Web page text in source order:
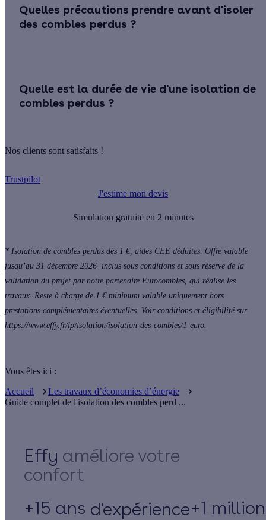
Quelles précautions prendre avant d'isoler
des combles perdus ?
Quelle est la durée de vie d'une isolation de
combles perdus ?
Nos clients sont satisfaits !
Trustpilot
J'estime mon devis
Simulation gratuite en 2 minutes
* Isolation de combles perdus dès 1 €, aides CEE déduites. Offre valable
jusqu’au 31 décembre 2026 inclus sous conditions et sous réserve de la
validation du projet par notre partenaire Eurocombles, qui réalise les
travaux. Reste à charge de 1 € minimum valable uniquement hors
prestations complémentaires éventuelles. Voir conditions et éligibilité sur
https://www.effy.fr/lp/isolation/isolation-des-combles/1-euro
Vous êtes ici :
Accueil
Les travaux d’économies d’énergie
Guide complet de l'isolation des combles perd ...
Effy
+15 ans d'expérience+1